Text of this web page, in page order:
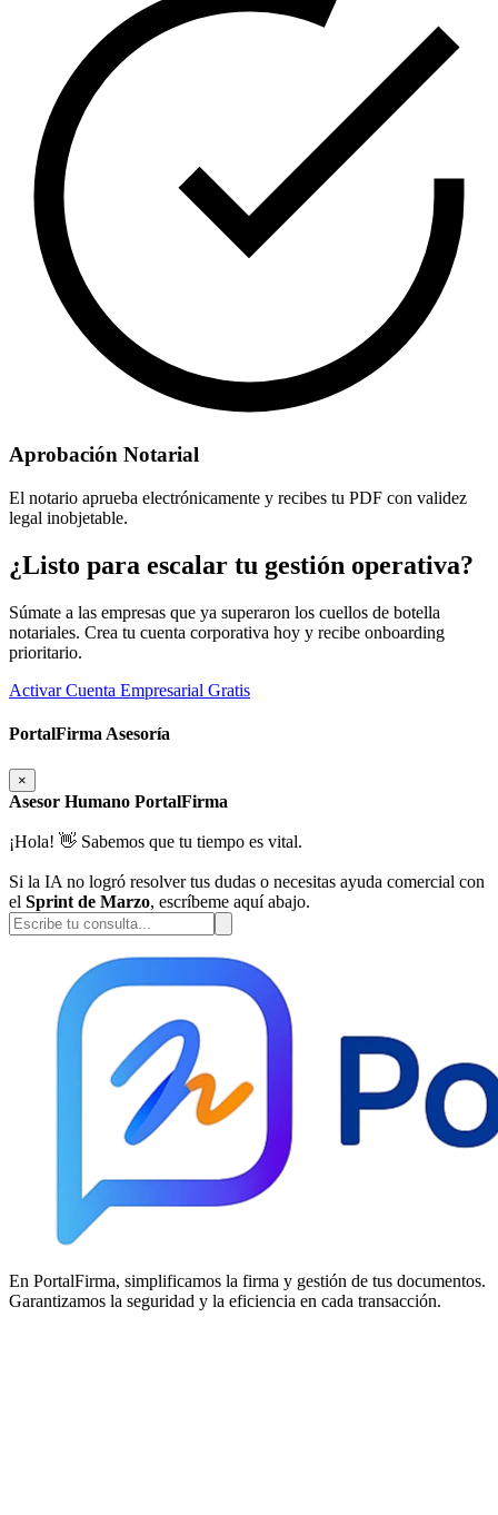
Aprobación Notarial
El notario aprueba electrónicamente y recibes tu PDF con validez
legal inobjetable.
¿Listo para escalar tu gestión operativa?
Súmate a las empresas que ya superaron los cuellos de botella
notariales. Crea tu cuenta corporativa hoy y recibe onboarding
prioritario.
Activar Cuenta Empresarial Gratis
PortalFirma Asesoría
×
Asesor Humano PortalFirma
¡Hola! 👋 Sabemos que tu tiempo es vital.
Si la IA no logró resolver tus dudas o necesitas ayuda comercial con
el Sprint de Marzo, escríbeme aquí abajo.
En PortalFirma, simplificamos la firma y gestión de tus documentos.
Garantizamos la seguridad y la eficiencia en cada transacción.